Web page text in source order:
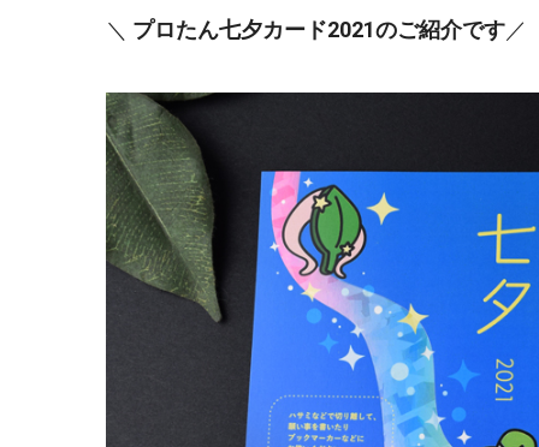
＼ プロたん七夕カード2021のご紹介です／